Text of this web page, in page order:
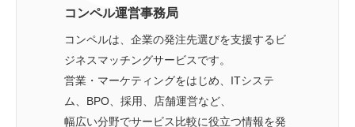
コンペル運営事務局
コンペルは、企業の発注先選びを支援するビ
ジネスマッチングサービスです。
営業・マーケティングをはじめ、ITシステ
ム、BPO、採用、店舗運営など、
幅広い分野でサービス比較に役立つ情報を発